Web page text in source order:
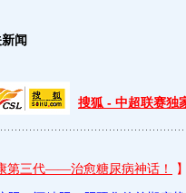
闻
搜狐 - 中超联赛独